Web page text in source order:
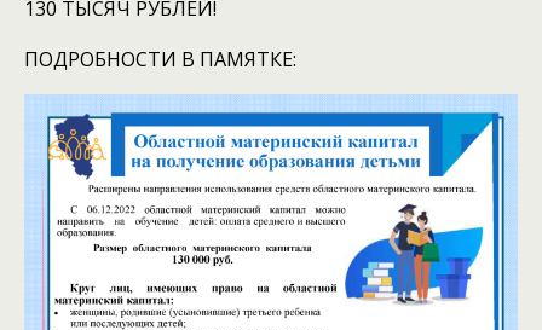
130 ТЫСЯЧ РУБЛЕЙ!
ПОДРОБНОСТИ В ПАМЯТКЕ: